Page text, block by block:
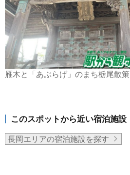
雁木と「あぶらげ」のまち栃尾散策
このスポットから近い宿泊施設
長岡エリアの宿泊施設を探す